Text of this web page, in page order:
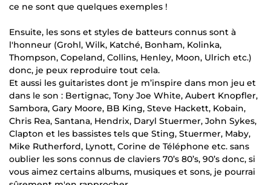
ce ne sont que quelques exemples !
Ensuite, les sons et styles de batteurs connus sont à
l'honneur (Grohl, Wilk, Katché, Bonham, Kolinka,
Thompson, Copeland, Collins, Henley, Moon, Ulrich etc.)
donc, je peux reproduire tout cela.
Et aussi les guitaristes dont je m’inspire dans mon jeu et
dans le son : Bertignac, Tony Joe White, Aubert Knopfler,
Sambora, Gary Moore, BB King, Steve Hackett, Kobain,
Chris Rea, Santana, Hendrix, Daryl Stuermer, John Sykes,
Clapton et les bassistes tels que Sting, Stuermer, Maby,
Mike Rutherford, Lynott, Corine de Téléphone etc. sans
oublier les sons connus de claviers 70’s 80’s, 90’s donc, si
vous aimez certains albums, musiques et sons, je pourrai